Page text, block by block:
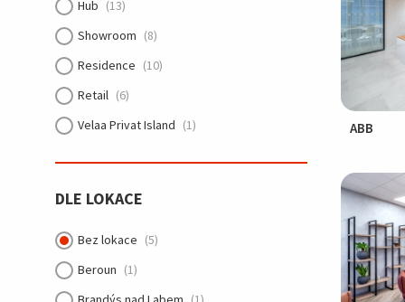
Hub (13)
Showroom (8)
Residence (10)
Retail (6)
Velaa Privat Island (1)
DLE LOKACE
Bez lokace (5)
Beroun (1)
ABB